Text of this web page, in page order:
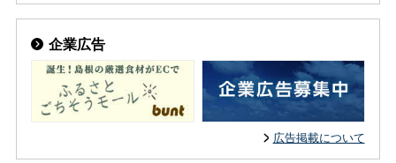
企業広告
広告掲載について